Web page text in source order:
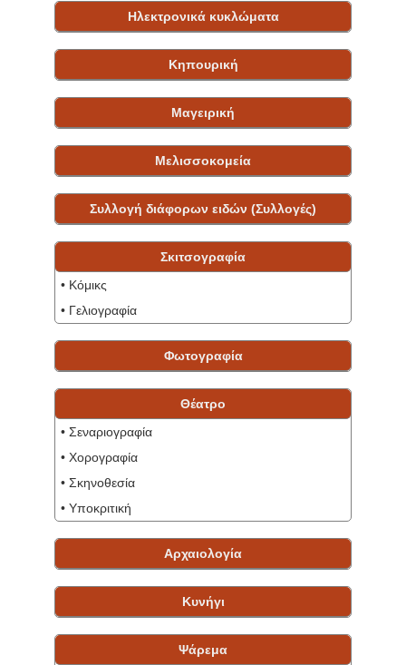
Ηλεκτρονικά κυκλώματα
Κηπουρική
Μαγειρική
Μελισσοκομεία
Συλλογή διάφορων ειδών (Συλλογές)
Σκιτσογραφία
• Κόμικς
• Γελιογραφία
Φωτογραφία
Θέατρο
• Σεναριογραφία
• Χορογραφία
• Σκηνοθεσία
• Υποκριτική
Αρχαιολογία
Κυνήγι
Ψάρεμα